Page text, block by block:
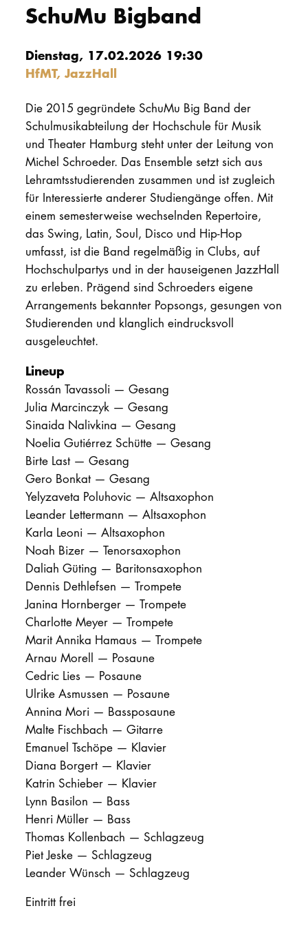
SchuMu Bigband
Dienstag, 17.02.2026 19:30
HfMT, JazzHall
Die 2015 gegründete SchuMu Big Band der
Schulmusikabteilung der Hochschule für Musik
und Theater Hamburg steht unter der Leitung von
Michel Schroeder. Das Ensemble setzt sich aus
Lehramtsstudierenden zusammen und ist zugleich
für Interessierte anderer Studiengänge offen. Mit
einem semesterweise wechselnden Repertoire,
das Swing, Latin, Soul, Disco und Hip-Hop
umfasst, ist die Band regelmäßig in Clubs, auf
Hochschulpartys und in der hauseigenen JazzHall
zu erleben. Prägend sind Schroeders eigene
Arrangements bekannter Popsongs, gesungen von
Studierenden und klanglich eindrucksvoll
ausgeleuchtet.
Lineup
Rossán Tavassoli — Gesang
Julia Marcinczyk — Gesang
Sinaida Nalivkina — Gesang
Noelia Gutiérrez Schütte — Gesang
Birte Last — Gesang
Gero Bonkat — Gesang
Yelyzaveta Poluhovic — Altsaxophon
Leander Lettermann — Altsaxophon
Karla Leoni — Altsaxophon
Noah Bizer — Tenorsaxophon
Daliah Güting — Baritonsaxophon
Dennis Dethlefsen — Trompete
Janina Hornberger — Trompete
Charlotte Meyer — Trompete
Marit Annika Hamaus — Trompete
Arnau Morell — Posaune
Cedric Lies — Posaune
Ulrike Asmussen — Posaune
Annina Mori — Bassposaune
Malte Fischbach — Gitarre
Emanuel Tschöpe — Klavier
Diana Borgert — Klavier
Katrin Schieber — Klavier
Lynn Basilon — Bass
Henri Müller — Bass
Thomas Kollenbach — Schlagzeug
Piet Jeske — Schlagzeug
Leander Wünsch — Schlagzeug
Eintritt frei
Online-